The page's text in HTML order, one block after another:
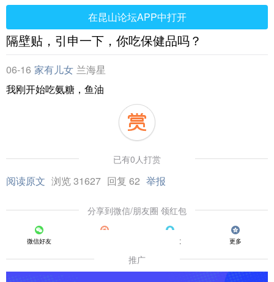
在昆山论坛APP中打开
隔壁贴，引申一下，你吃保健品吗？
06-16 家有儿女 兰海星
我刚开始吃氨糖，鱼油
已有0人打赏
阅读原文 浏览 31627 回复 62 举报
分享到微信/朋友圈 领红包
微信好友 QQ好友 更多
推广